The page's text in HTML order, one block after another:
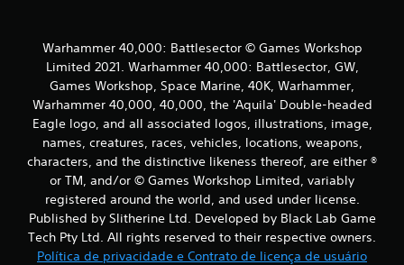
Warhammer 40,000: Battlesector © Games Workshop
Limited 2021. Warhammer 40,000: Battlesector, GW,
Games Workshop, Space Marine, 40K, Warhammer,
Warhammer 40,000, 40,000, the 'Aquila' Double-headed
Eagle logo, and all associated logos, illustrations, image,
names, creatures, races, vehicles, locations, weapons,
characters, and the distinctive likeness thereof, are either ®
or TM, and/or © Games Workshop Limited, variably
registered around the world, and used under license.
Published by Slitherine Ltd. Developed by Black Lab Game
Tech Pty Ltd. All rights reserved to their respective owners.
Política de privacidade e Contrato de licença de usuário